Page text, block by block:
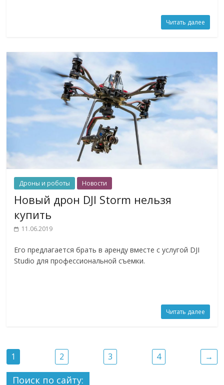
Читать далее
Дроны и роботы Новости
Новый дрон DJI Storm нельзя
купить
11.06.2019
Его предлагается брать в аренду вместе с услугой DJI
Studio для профессиональной съемки.
Читать далее
1 2 3 4 →
Поиск по сайту: